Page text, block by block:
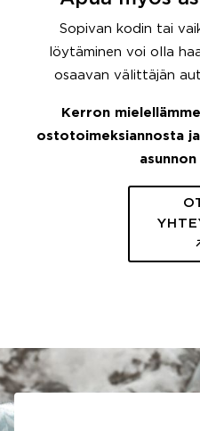
Sopivan kodin tai
löytäminen voi olla
osaavan välittäjän
Kerron
ostotoimeksiannosta